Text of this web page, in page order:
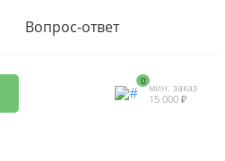
Вопрос-ответ
0 мин. заказ
15 000 ₽